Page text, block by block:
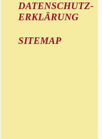
DATENSCHUTZ-
ERKLÄRUNG
SITEMAP